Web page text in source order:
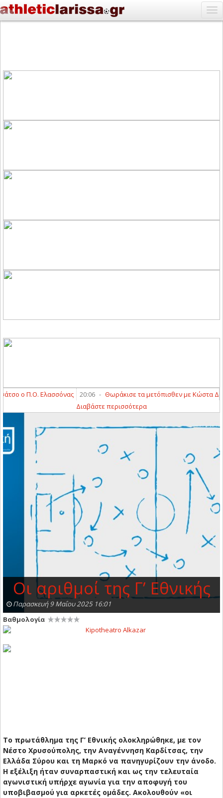
ο Π.Ο. Ελασσόνας 20:06 - Θωράκισε τα μετόπισθεν με Κώστα
Διαβάστε περισσότερα
Οι αριθμοί της Γ’ Εθνικής
Παρασκευή 9 Μαΐου 2025 16:01
Βαθμολογία
Το πρωτάθλημα της Γ’ Εθνικής ολοκληρώθηκε, με τον
Νέστο Χρυσούπολης, την Αναγέννηση Καρδίτσας, την
Ελλάδα Σύρου και τη Μαρκό να πανηγυρίζουν την άνοδο.
Η εξέλιξη ήταν συναρπαστική και ως την τελευταία
αγωνιστική υπήρχε αγωνία για την αποφυγή του
υποβιβασμού για αρκετές ομάδες. Ακολουθούν «οι